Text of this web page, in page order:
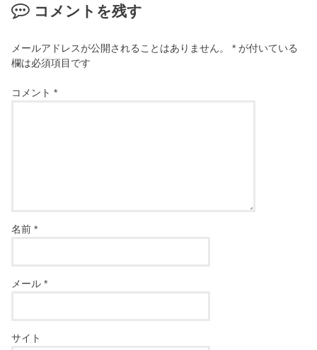
コメントを残す
メールアドレスが公開されることはありません。 * が付いている
欄は必須項目です
コメント*
名前*
メール*
サイト